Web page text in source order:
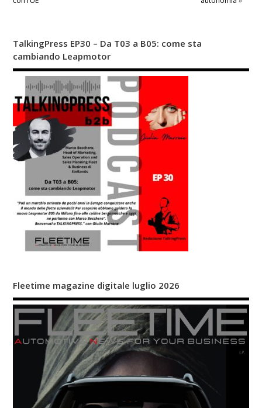
TalkingPress EP30 – Da T03 a B05: come sta
cambiando Leapmotor
Fleetime magazine digitale luglio 2026